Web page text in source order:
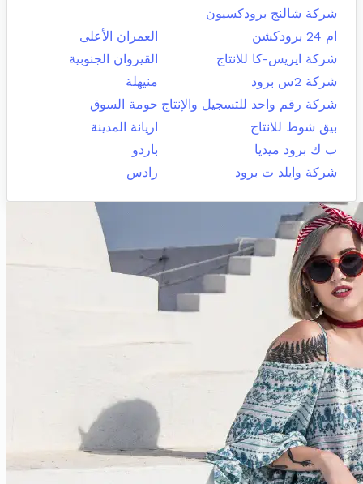
شركة شالنج برودكسيون
ام 24 برودكشن
العمران الأعلى
شركة ايريس-كا للانتاج
القيروان الجنوبية
شركة 2س برود
منيهلة
شركة رقم واحد للتسجيل والإنتاج حومة السوق
بيق شوط للانتاج
اريانة المدينة
ب ك برود ميديا
باردو
شركة وايلد ت برود
رادس